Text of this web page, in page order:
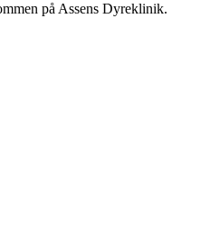
på Assens Dyreklinik.